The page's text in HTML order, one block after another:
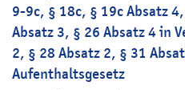
9-9c, § 18c, § 19c Absatz
Absatz 3, § 26 Absatz 4 in
2, § 28 Absatz 2, § 31
Aufenthaltsgesetz